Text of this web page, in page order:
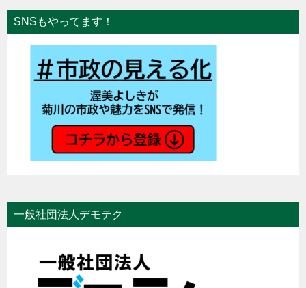
SNSもやってます！
一般社団法人デモテク